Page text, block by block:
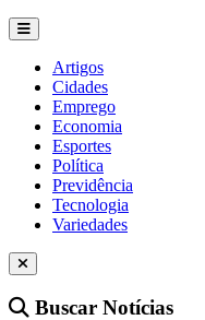
Artigos
Cidades
Emprego
Economia
Esportes
Política
Previdência
Tecnologia
Variedades
Buscar Notícias